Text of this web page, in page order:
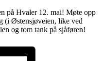
på Hvaler 12. mai! Møte opp
(i Østensjøveien, like ved
og tom tank på sjåføren!